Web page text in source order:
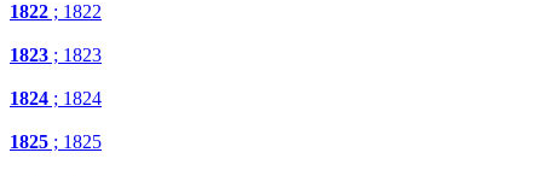
1822 ; 1822
1823 ; 1823
1824 ; 1824
1825 ; 1825